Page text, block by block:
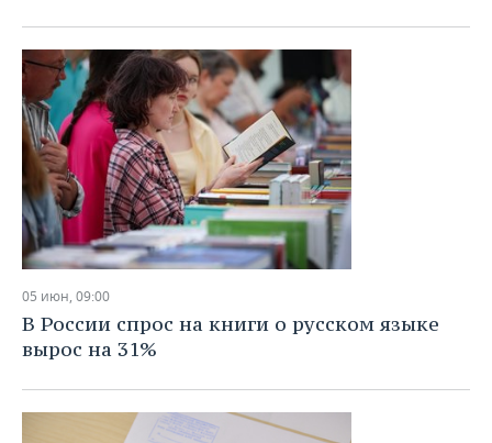
05 июн, 09:00
В России спрос на книги о русском языке
вырос на 31%